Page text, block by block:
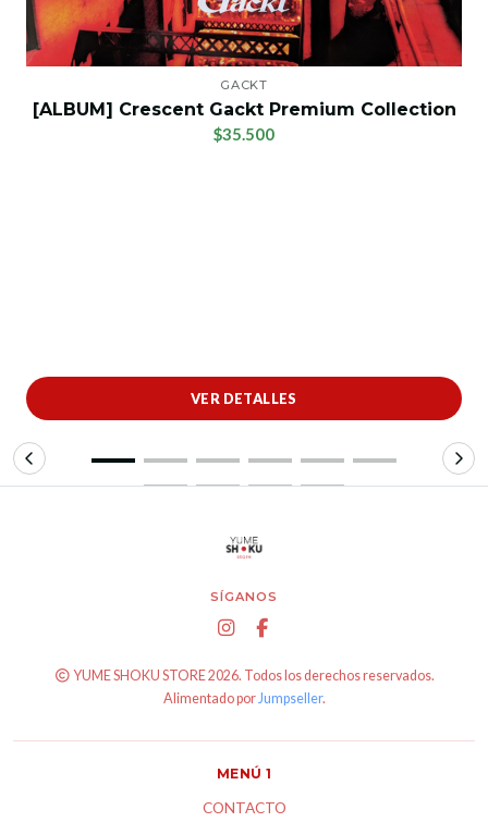
GACKT
[ALBUM] Crescent Gackt Premium Collection
$35.500
VER DETALLES
SÍGANOS
YUME SHOKU STORE 2026. Todos los derechos reservados.
Alimentado porJumpseller.
MENÚ 1
CONTACTO